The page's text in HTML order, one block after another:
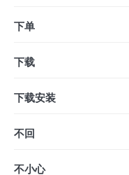
下单
下载
下载安装
不回
不小心